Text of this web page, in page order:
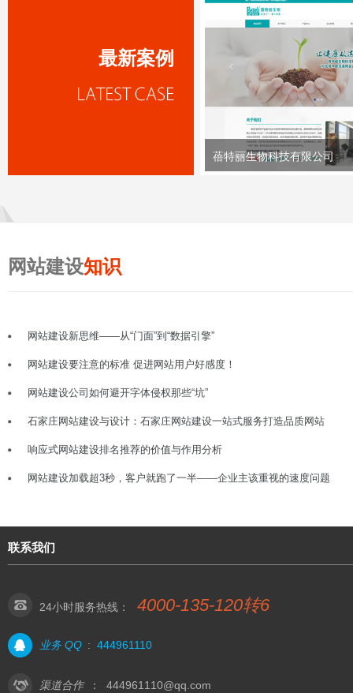
最新案例
蓓特丽生物科技有限公司
网站建设知识
网站建设新思维——从“门面”到“数据引擎”
网站建设要注意的标准 促进网站用户好感度！
网站建设公司如何避开字体侵权那些“坑”
石家庄网站建设与设计：石家庄网站建设一站式服务打造品质网站
响应式网站建设排名推荐的价值与作用分析
网站建设加载超3秒，客户就跑了一半——企业主该重视的速度问题
联系我们
24小时服务热线： 4000-135-120转6
业务 QQ : 444961110
渠道合作 ： 444961110@qq.com